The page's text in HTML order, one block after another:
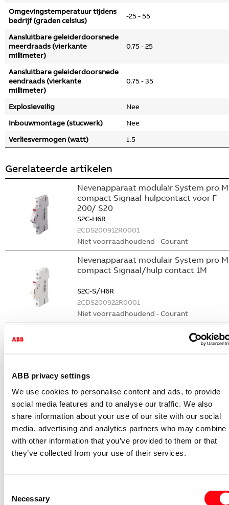
ABB privacy settings
We use cookies to personalise content and ads, to provide
social media features and to analyse our traffic. We also
share information about your use of our site with our social
media, advertising and analytics partners who may combine
with other information that you’ve provided to them or that
they’ve collected from your use of their services.
Selection
Necessary
Omgevingstemperatuur tijdens
bedrijf (graden celsius)
-25 - 55
Aansluitbare geleiderdoorsnede
meerdraads (vierkante
millimeter)
0.75 - 25
Aansluitbare geleiderdoorsnede
eendraads (vierkante
millimeter)
0.75 - 35
Explosieveilig
Nee
Inbouwmontage (stucwerk)
Nee
Verliesvermogen (watt)
1.5
Gerelateerde artikelen
Nevenapparaat modulair System pro M
compact Signaal-hulpcontact voor F
200/ S20
S2C-H6R
2CDS200912R0001
Niet voorraadhoudend - Courant
Nevenapparaat modulair System pro M
compact Signaal/hulp contact 1M
S2C-S/H6R
2CDS200922R0001
Niet voorraadhoudend - Courant
Nevenapparaat modulair System pro M
2CDS200946R0001
Nevenapparaat modulair System pro M
compact Hulpcontact 1M+1V
2CDS200936R0001
Niet voorraadhoudend - Courant